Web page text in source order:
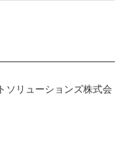
ソリューションズ株式会